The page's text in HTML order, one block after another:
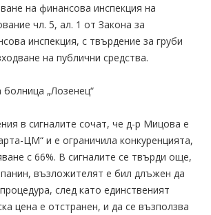
на финансова инспекция на
чл. 5, ал. 1 от Закона за
инспекция, с твърдение за груби
на публични средства.
„Лозенец“
в сигналите сочат, че д-р Мицова е
ЦМ“ и е ограничила конкуренцията,
с 66%. В сигналите се твърди още,
възложителят е бил длъжен да
след като единственият
цена е отстранен, и да се възползва